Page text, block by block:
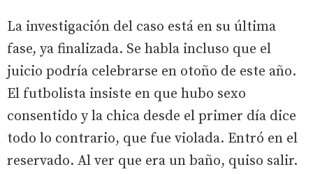
La investigación del caso está en su última
fase, ya finalizada. Se habla incluso que el
juicio podría celebrarse en otoño de este año.
El futbolista insiste en que hubo sexo
consentido y la chica desde el primer día dice
todo lo contrario, que fue violada. Entró en el
reservado. Al ver que era un baño, quiso salir.